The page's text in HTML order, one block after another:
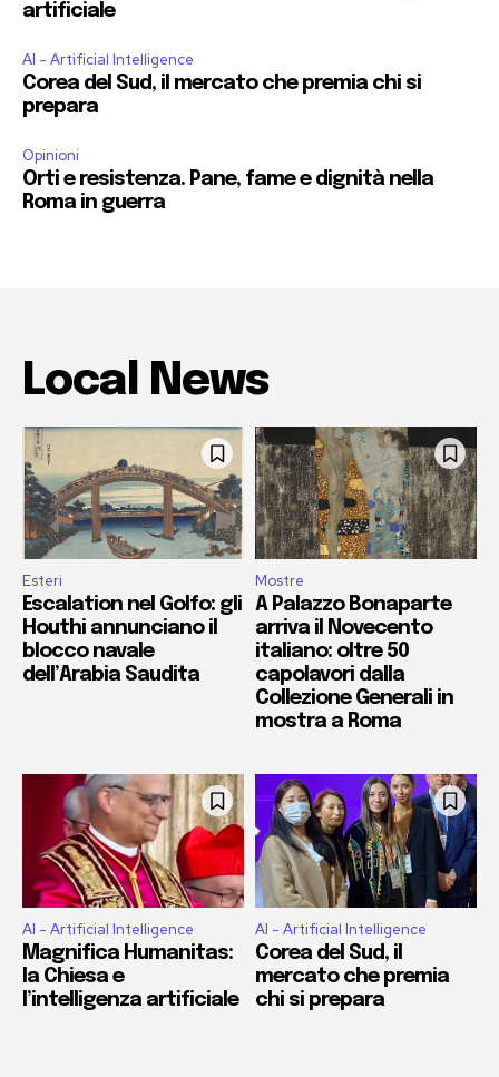
artificiale
AI - Artificial Intelligence
Corea del Sud, il mercato che premia chi si
prepara
Opinioni
Orti e resistenza. Pane, fame e dignità nella
Roma in guerra
Local News
Esteri
Escalation nel Golfo: gli
Houthi annunciano il
blocco navale
dell’Arabia Saudita
Mostre
A Palazzo Bonaparte
arriva il Novecento
italiano: oltre 50
capolavori dalla
Collezione Generali in
mostra a Roma
AI - Artificial Intelligence
Magnifica Humanitas:
la Chiesa e
l’intelligenza artificiale
AI - Artificial Intelligence
Corea del Sud, il
mercato che premia
chi si prepara